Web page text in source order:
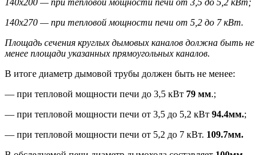
140х200 — при тепловой мощности печи от 3,5 до 5,2 кВт;
140х270 — при тепловой мощности печи от 5,2 до 7 кВт.
Площадь сечения круглых дымовых каналов должна быть не
менее площади указанных прямоугольных каналов.
В итоге диаметр дымовой трубы должен быть не менее:
— при тепловой мощности печи до 3,5 кВт 79 мм.;
— при тепловой мощности печи от 3,5 до 5,2 кВт 94.4мм.;
— при тепловой мощности печи от 5,2 до 7 кВт. 109.7мм.